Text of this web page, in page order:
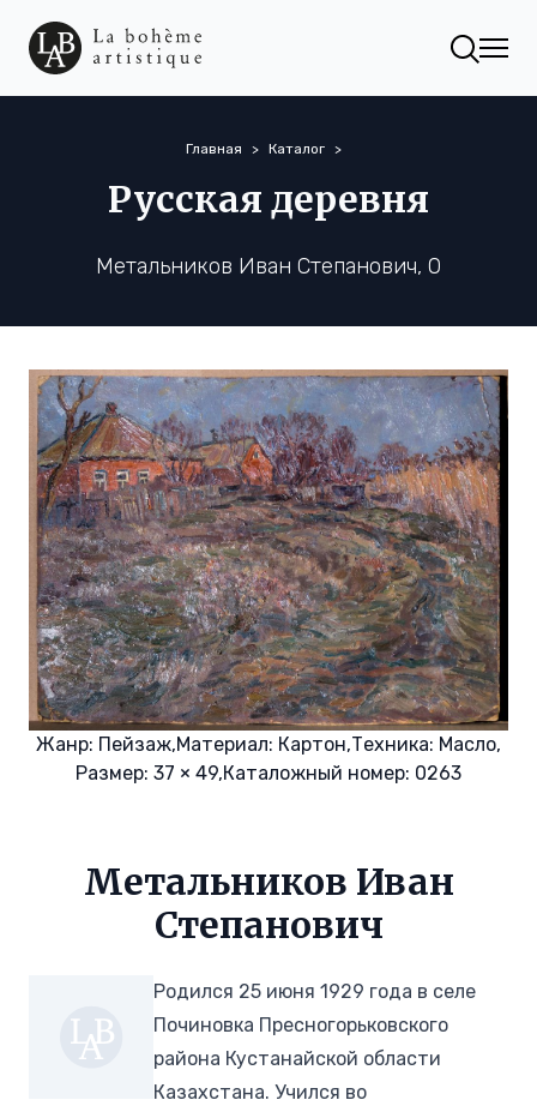
Главная Каталог
Русская деревня
Метальников Иван Степанович, 0
Жанр: Пейзаж,Материал: Картон,Техника: Масло,
Размер: 37 × 49,Каталожный номер: 0263
Метальников Иван
Степанович
Родился 25 июня 1929 года в селе
Починовка Пресногорьковского
района Кустанайской области
Казахстана. Учился во